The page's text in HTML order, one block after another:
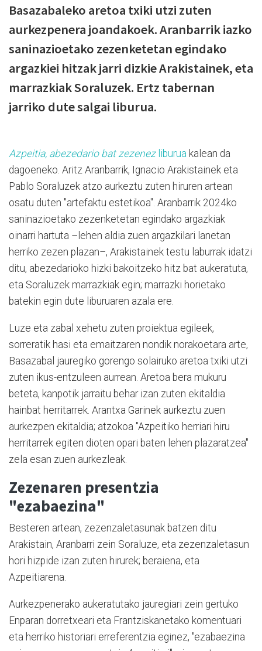
Basazabaleko aretoa txiki utzi zuten
aurkezpenera joandakoek. Aranbarrik iazko
saninazioetako zezenketetan egindako
argazkiei hitzak jarri dizkie Arakistainek, eta
marrazkiak Soraluzek. Ertz tabernan
jarriko dute salgai liburua.
Azpeitia, abezedario bat zezenezliburua kalean da
dagoeneko. Aritz Aranbarrik, Ignacio Arakistainek eta
Pablo Soraluzek atzo aurkeztu zuten hiruren artean
osatu duten "artefaktu estetikoa". Aranbarrik 2024ko
saninazioetako zezenketetan egindako argazkiak
oinarri hartuta –lehen aldia zuen argazkilari lanetan
herriko zezen plazan–, Arakistainek testu laburrak idatzi
ditu, abezedarioko hizki bakoitzeko hitz bat aukeratuta,
eta Soraluzek marrazkiak egin; marrazki horietako
batekin egin dute liburuaren azala ere.
Luze eta zabal xehetu zuten proiektua egileek,
sorreratik hasi eta emaitzaren nondik norakoetara arte,
Basazabal jauregiko gorengo solairuko aretoa txiki utzi
zuten ikus-entzuleen aurrean. Aretoa bera mukuru
beteta, kanpotik jarraitu behar izan zuten ekitaldia
hainbat herritarrek. Arantxa Garinek aurkeztu zuen
aurkezpen ekitaldia; atzokoa "Azpeitiko herriari hiru
herritarrek egiten dioten opari baten lehen plazaratzea"
zela esan zuen aurkezleak.
Zezenaren presentzia
"ezabaezina"
Besteren artean, zezenzaletasunak batzen ditu
Arakistain, Aranbarri zein Soraluze, eta zezenzaletasun
hori hizpide izan zuten hirurek; beraiena, eta
Azpeitiarena.
Aurkezpenerako aukeratutako jauregiari zein gertuko
Enparan dorretxeari eta Frantziskanetako komentuari
eta herriko historiari erreferentzia eginez, "ezabaezina